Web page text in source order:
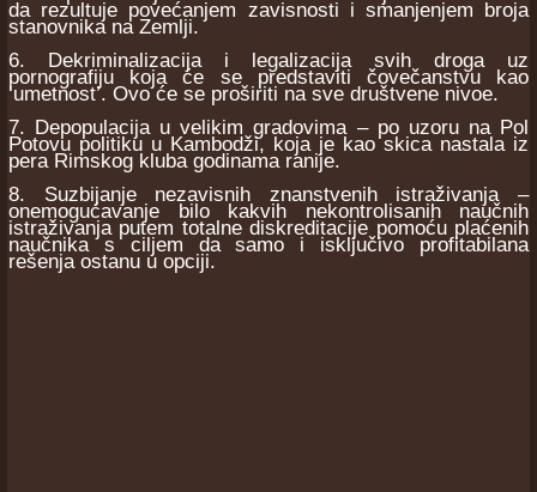
da rezultuje povećanjem zavisnosti i smanjenjem broja
stanovnika na Zemlji.
6. Dekriminalizacija i legalizacija svih droga uz
pornografiju koja će se predstaviti čovečanstvu kao
‘umetnost’. Ovo će se proširiti na sve društvene nivoe.
7. Depopulacija u velikim gradovima – po uzoru na Pol
Potovu politiku u Kambodži, koja je kao skica nastala iz
pera Rimskog kluba godinama ranije.
8. Suzbijanje nezavisnih znanstvenih istraživanja –
onemogućavanje bilo kakvih nekontrolisanih naučnih
istraživanja putem totalne diskreditacije pomoću plaćenih
naučnika s ciljem da samo i isključivo profitabilana
rešenja ostanu u opciji.